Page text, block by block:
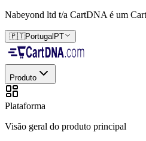
Nabeyond ltd t/a CartDNA é um
🇵🇹Portugal PT
Produto
Plataforma
Visão geral do produto principal